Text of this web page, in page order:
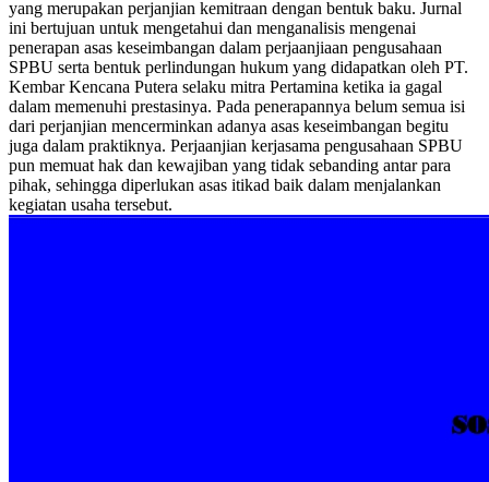
yang merupakan perjanjian kemitraan dengan bentuk baku. Jurnal
ini bertujuan untuk mengetahui dan menganalisis mengenai
penerapan asas keseimbangan dalam perjaanjiaan pengusahaan
SPBU serta bentuk perlindungan hukum yang didapatkan oleh PT.
Kembar Kencana Putera selaku mitra Pertamina ketika ia gagal
dalam memenuhi prestasinya. Pada penerapannya belum semua isi
dari perjanjian mencerminkan adanya asas keseimbangan begitu
juga dalam praktiknya. Perjaanjian kerjasama pengusahaan SPBU
pun memuat hak dan kewajiban yang tidak sebanding antar para
pihak, sehingga diperlukan asas itikad baik dalam menjalankan
kegiatan usaha tersebut.